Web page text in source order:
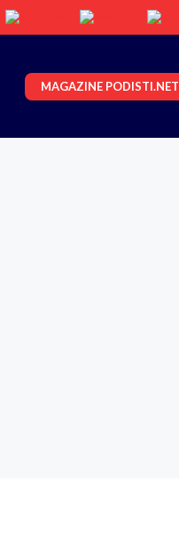
MAGAZINE PODISTI.NET